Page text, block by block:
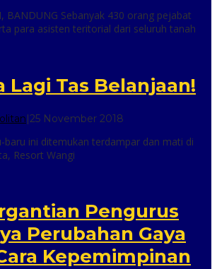
BANDUNG Sebanyak 430 orang pejabat
para asisten teritorial dari seluruh tanah
Lagi Tas Belanjaan!
|25 November 2018
online
baru ini ditemukan terdampar dan mati di
Resort Wangi
Pengurus
Perubahan Gaya
Kepemimpinan